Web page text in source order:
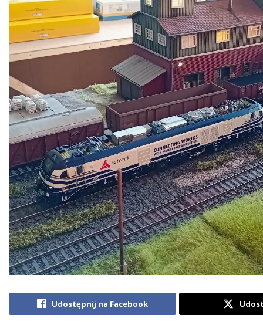
Udostępnij na Facebook